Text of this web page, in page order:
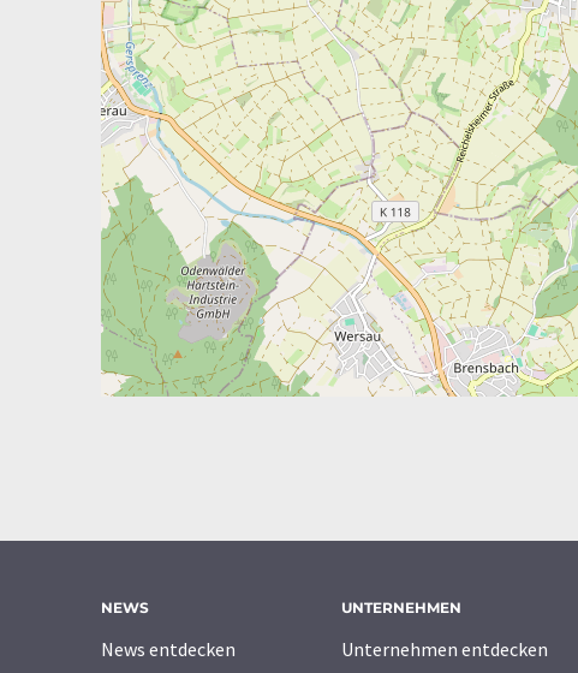
NEWS
News entdecken
UNTERNEHMEN
Unternehmen entdecken